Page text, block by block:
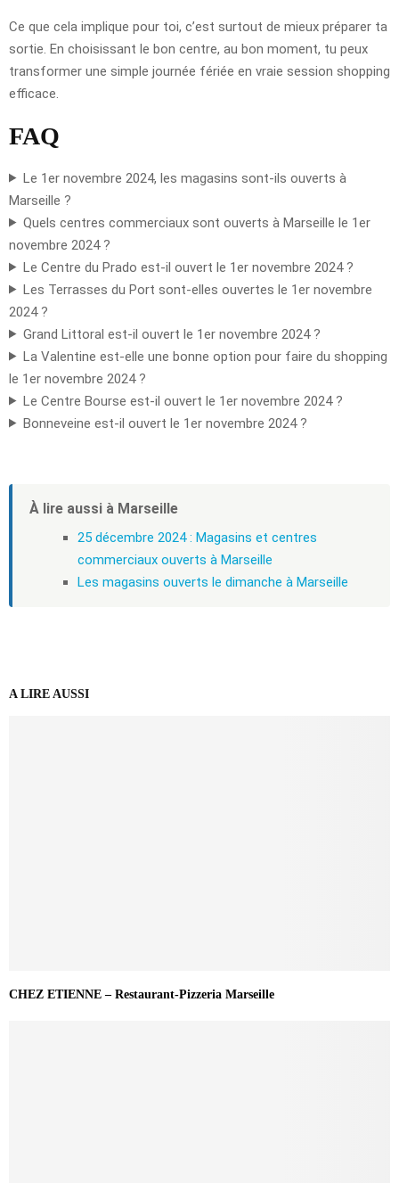
Ce que cela implique pour toi, c’est surtout de mieux préparer ta
sortie. En choisissant le bon centre, au bon moment, tu peux
transformer une simple journée fériée en vraie session shopping
efficace.
FAQ
Le 1er novembre 2024, les magasins sont-ils ouverts à
Marseille ?
Quels centres commerciaux sont ouverts à Marseille le 1er
novembre 2024 ?
Le Centre du Prado est-il ouvert le 1er novembre 2024 ?
Les Terrasses du Port sont-elles ouvertes le 1er novembre
2024 ?
Grand Littoral est-il ouvert le 1er novembre 2024 ?
La Valentine est-elle une bonne option pour faire du shopping
le 1er novembre 2024 ?
Le Centre Bourse est-il ouvert le 1er novembre 2024 ?
Bonneveine est-il ouvert le 1er novembre 2024 ?
À lire aussi à Marseille
25 décembre 2024 : Magasins et centres
commerciaux ouverts à Marseille
Les magasins ouverts le dimanche à Marseille
A LIRE AUSSI
CHEZ ETIENNE – Restaurant-Pizzeria Marseille